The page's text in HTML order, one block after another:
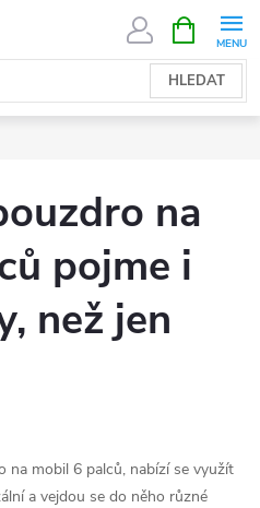
HLEDAT
NÁKUPNÍ
KOŠÍK
na
pojme i
než jen
mobil 6 palců, nabízí se využít
a vejdou se do něho různé